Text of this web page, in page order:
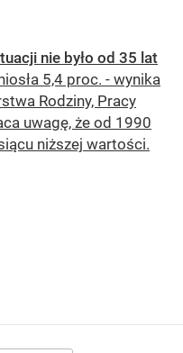
nie było od 35 lat
5,4 proc. - wynika
Rodziny, Pracy
uwagę, że od 1990
niższej wartości.